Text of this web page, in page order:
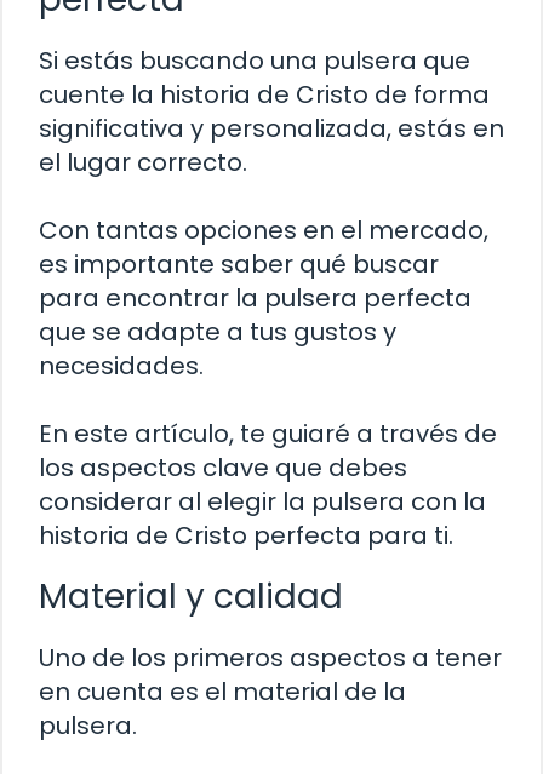
Si estás buscando una pulsera que
cuente la historia de Cristo de forma
significativa y personalizada, estás en
el lugar correcto.
Con tantas opciones en el mercado,
es importante saber qué buscar
para encontrar la pulsera perfecta
que se adapte a tus gustos y
necesidades.
En este artículo, te guiaré a través de
los aspectos clave que debes
considerar al elegir la pulsera con la
historia de Cristo perfecta para ti.
Material y calidad
Uno de los primeros aspectos a tener
en cuenta es el material de la
pulsera.